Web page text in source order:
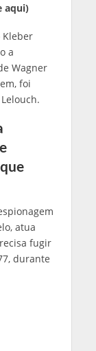
aqui)
a
Wagner
foi
atua
fugir
durante